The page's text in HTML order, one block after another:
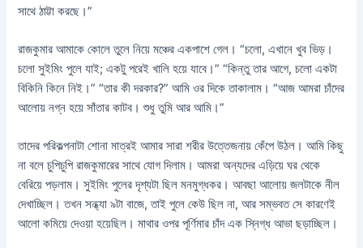
সাথে ঠাট্টা করছে।”
রাজকুমার আমাকে কোলে তুলে নিয়ে মঞ্চের একপাশে গেল। “চলো, এখানে খুব ভিড়।
চলো সুইমিং পুলে যাই; একটু পরেই খালি হয়ে যাবে।” “কিন্তু তার আগে, চলো একটা
বিকিনি কিনে নিই।” “তার কী দরকার?” আমি ওর দিকে তাকালাম। “আজ আমরা চাঁদের
আলোয় নগ্ন হয়ে সাঁতার কাটব। শুধু তুমি আর আমি।”
তাদের পরিকল্পনাটা শোনা মাত্রই আমার সারা শরীর উত্তেজনায় কেঁপে উঠল। আমি কিছু
না বলে চুপিচুপি রাজকুমারের সাথে যোগ দিলাম। আমরা অন্যদের এড়িয়ে ঘর থেকে
বেরিয়ে পড়লাম। সুইমিং পুলের দৃশ্যটা ছিল মনমুগ্ধকর। আবছা আলোয় জলটাকে নীল
দেখাচ্ছিল। তখন সন্ধ্যা ৯টা বাজে, তাই পুলে কেউ ছিল না, আর সম্ভবত সে কারণেই
আলো কমিয়ে দেওয়া হয়েছিল। মাথার ওপর পূর্ণিমার চাঁদ এক স্নিগ্ধ আভা ছড়াচ্ছিল।